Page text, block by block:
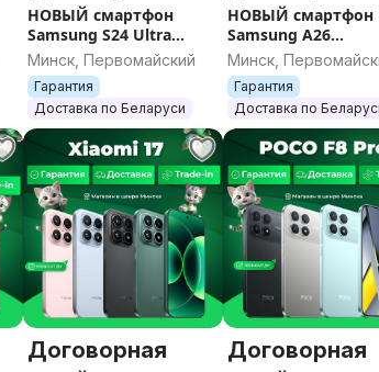
НОВЫЙ смартфон
Samsung S24 Ultra
(запечатан) Sim+E-sim /
Гарантия / Все цвета /
Память
Минск, Первомайский
Гарантия
Доставка по Беларуси
НОВЫЙ смартфон
Samsung А26
(запечатан) Sim+E-
Гарантия / Все
Память
Минск,
Гарантия
Доставка по
Договорная Договорная